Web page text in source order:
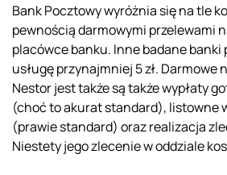
Bank Pocztowy wyróżnia się na tle
pewnością darmowymi przelewami
placówce banku. Inne badane banki
usługę przynajmniej 5 zł. Darmowe
Nestor jest także są także wypłaty
(choć to akurat standard), listowne
(prawie standard) oraz realizacja
Niestety jego zlecenie w oddziale